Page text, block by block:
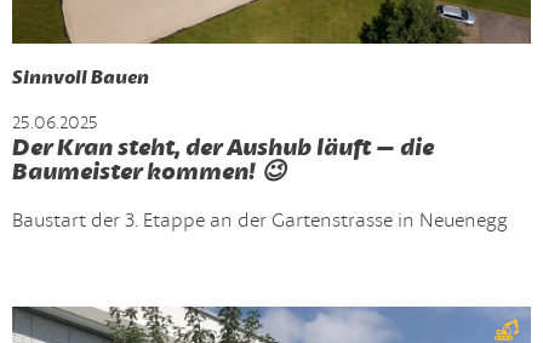
Sinnvoll Bauen
25.06.2025
Der Kran steht, der Aushub läuft – die
Baumeister kommen! 😉
Baustart der 3. Etappe an der Gartenstrasse in Neuenegg